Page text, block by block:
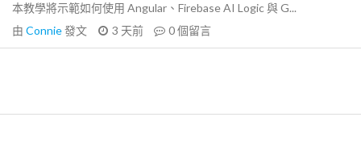
本教學將示範如何使用 Angular、Firebase AI Logic 與 G...
由 Connie發文 3 天前 0個留言